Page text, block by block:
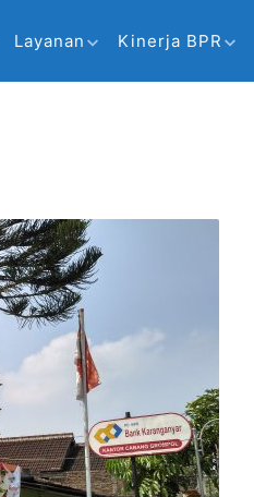
Layanan Kinerja BPR